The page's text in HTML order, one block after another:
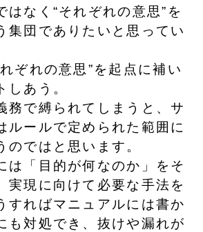
はなく“それぞれの意思”を
集団でありたいと思ってい
ぞれの意思”を起点に補い
しあう。
務で縛られてしまうと、サ
ルールで定められた範囲に
のではと思います。
は「目的が何なのか」をそ
実現に向けて必要な手法を
すればマニュアルには書か
も対処でき、抜けや漏れが